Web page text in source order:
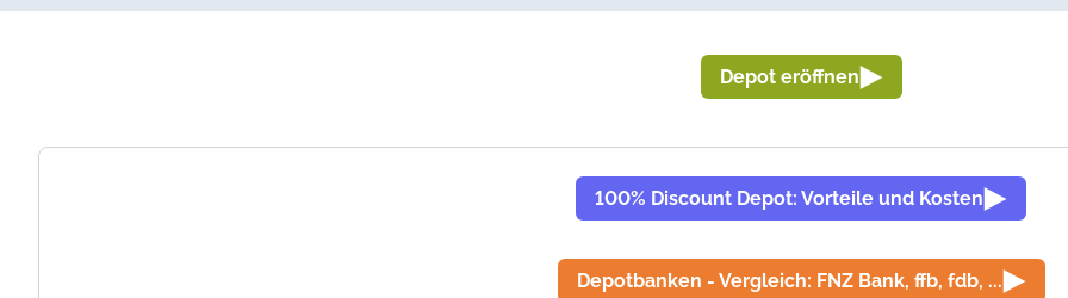
Depot eröffnen
100% Discount Depot: Vorteile und Kosten
Depotbanken - Vergleich: FNZ Bank, ffb, fdb, ...